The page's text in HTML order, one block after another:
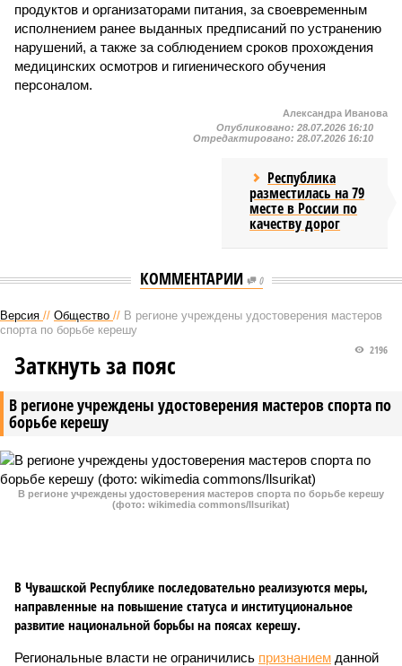
продуктов и организаторами питания, за своевременным
исполнением ранее выданных предписаний по устранению
нарушений, а также за соблюдением сроков прохождения
медицинских осмотров и гигиенического обучения
персоналом.
Александра Иванова
Опубликовано: 28.07.2026 16:10
Отредактировано: 28.07.2026 16:10
Республика
разместилась на 79
месте в России по
качеству дорог
КОММЕНТАРИИ 0
Версия // Общество // В регионе учреждены удостоверения мастеров
спорта по борьбе керешу
В регионе учреждены удостоверения мастеров спорта по
борьбе керешу
2196
Заткнуть за пояс
В регионе учреждены удостоверения мастеров спорта по борьбе керешу
(фото: wikimedia commons/Ilsurikat)
В Чувашской Республике последовательно реализуются меры,
направленные на повышение статуса и институциональное
развитие национальной борьбы на поясах керешу.
Региональные власти не ограничились признанием данной